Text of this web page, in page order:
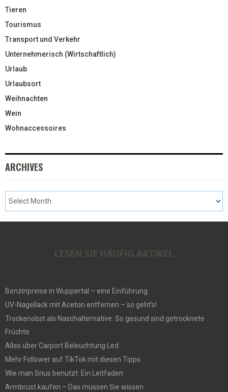
Tieren
Tourismus
Transport und Verkehr
Unternehmerisch (Wirtschaftlich)
Urlaub
Urlaubsort
Weihnachten
Wein
Wohnaccessoires
ARCHIVES
LESEN SIE HÄUFIG ARTIKEL
Benzinpreise in Wuppertal – eine Einführung
UV-Nagellack mit Aceton entfernen – so geht’s!
Trockenobst als Naschalternative: So gesund sind getrocknete
Früchte
Alles über Carport Beleuchtung Led
Mehr Follower auf TikTok mit diesen Tipps
Wie man Snus benutzt: Ein Leitfaden
Armbrust kaufen – Das müssen Sie wissen